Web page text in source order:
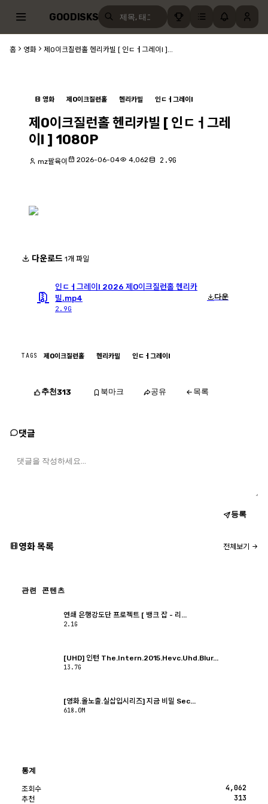
GOODISKS
홈 영화 제O이크질런홀 헨리카빌 [ 인ㄷㅓ그레이l ]...
영화 제O이크질런홀 헨리카빌 인ㄷㅓ그레이l
제O이크질런홀 헨리카빌 [ 인ㄷㅓ그레
이l ] 1080P
mz팔육이 2026-06-04 4,062 2.9G
다운로드 1개 파일
인ㄷㅓ그레이l 2026 제O이크질런홀 헨리카
빌.mp4
2.9G
다운
TAGS 제O이크질런홀 헨리카빌 인ㄷㅓ그레이l
추천313 북마크 공유 목록
댓글
등록
영화 목록 전체보기
관련 콘텐츠
연쇄 은행강도단 프로젝트 [ 뱅크 잡 - 리...
2.1G
[UHD] 인턴 The.Intern.2015.Hevc.Uhd.Blur...
13.7G
[영화.올노출.실삽입시리즈] 지금 비밀 Sec...
618.0M
통계
조회수 4,062
추천
313